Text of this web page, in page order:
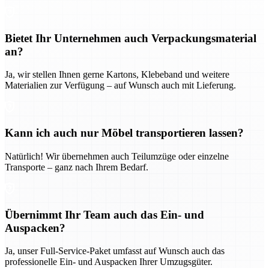
Bietet Ihr Unternehmen auch Verpackungsmaterial
an?
Ja, wir stellen Ihnen gerne Kartons, Klebeband und weitere
Materialien zur Verfügung – auf Wunsch auch mit Lieferung.
Kann ich auch nur Möbel transportieren lassen?
Natürlich! Wir übernehmen auch Teilumzüge oder einzelne
Transporte – ganz nach Ihrem Bedarf.
Übernimmt Ihr Team auch das Ein- und
Auspacken?
Ja, unser Full-Service-Paket umfasst auf Wunsch auch das
professionelle Ein- und Auspacken Ihrer Umzugsgüter.